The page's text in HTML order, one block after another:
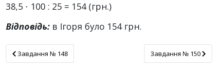
38,5 ⋅ 100 : 25 = 154 (грн.)
Відповідь: в Ігоря було 154 грн.
Завдання № 148
Завдання № 148 Завдання № 150
Завдання № 150